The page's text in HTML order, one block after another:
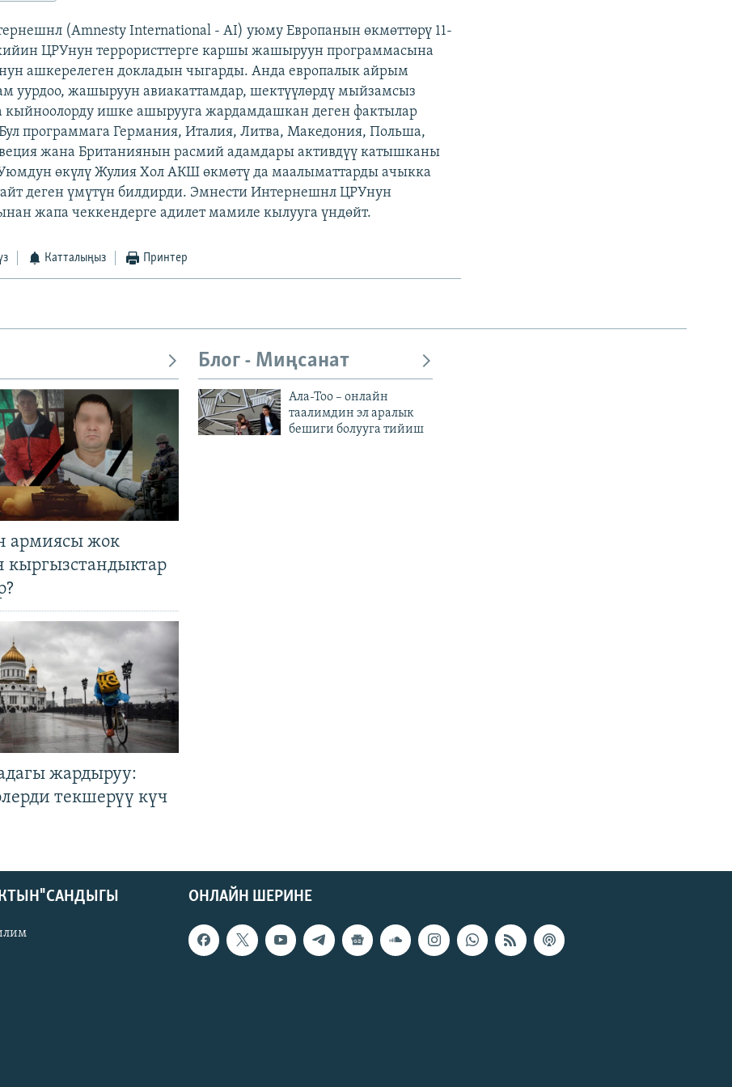
(Amnesty International - AI) уюму Европанын өкмөттөрү 11-
ЦРУнун террористтерге каршы жашыруун программасына
ашкерелеген докладын чыгарды. Анда европалык айрым
уурдоо, жашыруун авиакаттамдар, шектүүлөрдү мыйзамсыз
кыйноолорду ишке ашырууга жардамдашкан деген фактылар
программага Германия, Италия, Литва, Македония, Польша,
жана Британиянын расмий адамдары активдүү катышканы
Уюмдун өкүлү Жулия Хол АКШ өкмөтү да маалыматтарды ачыкка
деген үмүтүн билдирди. Эмнести Интернешнл ЦРУнун
жапа чеккендерге адилет мамиле кылууга үндөйт.
Катталыңыз Принтер
армиясы жок
кыргызстандыктар
жардыруу:
текшерүү күч
Блог - Миңсанат
Ала-Тоо – онлайн
таалимдин эл аралык
бешиги болууга тийиш
ОНЛАЙН ШЕРИНЕ
САНДЫГЫ